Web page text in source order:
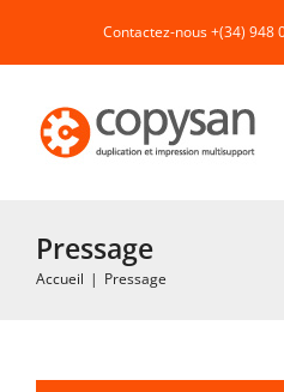
contenu
Contactez-nous +(34) 948
Pressage
Accueil | Pressage